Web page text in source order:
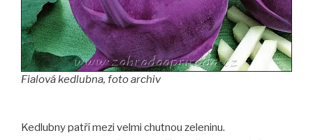
Fialová kedlubna, foto archiv
Kedlubny patří mezi velmi chutnou zeleninu.